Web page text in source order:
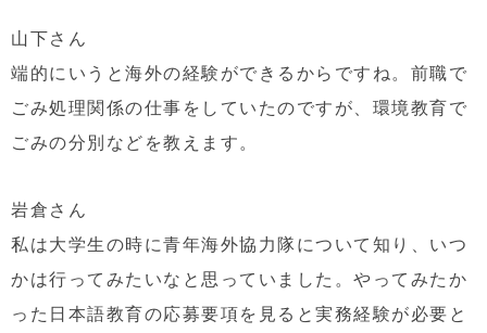
山下さん
端的にいうと海外の経験ができるからですね。前職で
ごみ処理関係の仕事をしていたのですが、環境教育で
ごみの分別などを教えます。
岩倉さん
私は大学生の時に青年海外協力隊について知り、いつ
かは行ってみたいなと思っていました。やってみたか
った日本語教育の応募要項を見ると実務経験が必要と